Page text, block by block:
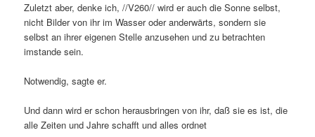
Zuletzt aber, denke ich, //V260// wird er auch die Sonne selbst,
nicht Bilder von ihr im Wasser oder anderwärts, sondern sie
selbst an ihrer eigenen Stelle anzusehen und zu betrachten
imstande sein.
Notwendig, sagte er.
Und dann wird er schon herausbringen von ihr, daß sie es ist, die
alle Zeiten und Jahre schafft und alles ordnet